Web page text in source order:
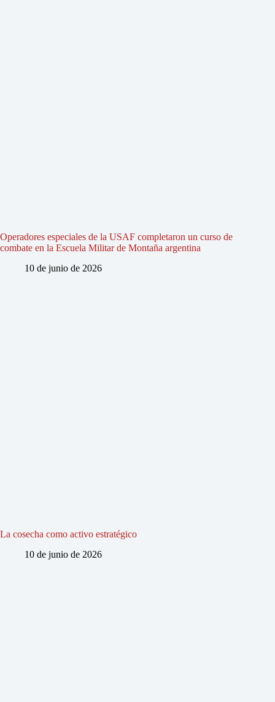
Operadores especiales de la USAF completaron un curso de
combate en la Escuela Militar de Montaña argentina
10 de junio de 2026
La cosecha como activo estratégico
10 de junio de 2026